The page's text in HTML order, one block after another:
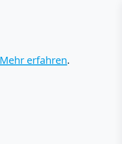
Mehr erfahren.